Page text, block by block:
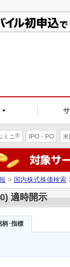
ミニ® IPO・PO
> 国内株式株価検索
適時開示
柄･指標